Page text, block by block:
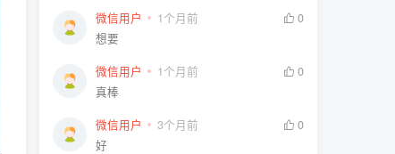
微信用户 1个月前
0
想要
微信用户 1个月前
0
真棒
微信用户 3个月前
0
好